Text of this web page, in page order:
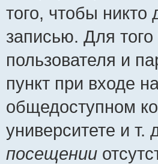
того, чтобы никто
записью. Для
пользователя и
пункт при входе
общедоступном
университете и т.
посещении